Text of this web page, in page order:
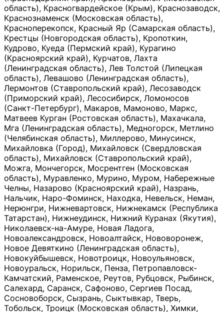
область), Красногвардейское (Крым), Краснозаводск,
Краснознаменск (Московская область),
Красноперекопск, Красный Яр (Самарская область),
Крестцы (Новгородская область), Кропоткин,
Кудрово, Куеда (Пермский край), Курагино
(Красноярский край), Курчатов, Лахта
(Ленинградская область), Лев Толстой (Липецкая
область), Левашово (Ленинградская область),
Лермонтов (Ставропольский край), Лесозаводск
(Приморский край), Лесосибирск, Ломоносов
(Санкт-Петербург), Макаров, Мамоново, Маркс,
Матвеев Курган (Ростовская область), Махачкала,
Мга (Ленинградская область), Медногорск, Метлино
(Челябинская область), Миллерово, Минусинск,
Михайловка (Город), Михайловск (Свердловская
область), Михайловск (Ставропольский край),
Можга, Мончегорск, Мосрентген (Московская
область), Муравленко, Мурино, Муром, Набережные
Челны, Назарово (Красноярский край), Назрань,
Нальчик, Наро-Фоминск, Находка, Невельск, Неман,
Нерюнгри, Нижневартовск, Нижнекамск (Республика
Татарстан), Нижнеудинск, Нижний Куранах (Якутия),
Николаевск-на-Амуре, Новая Ладога,
Новоалександровск, Новоалтайск, Нововоронеж,
Новое Девяткино (Ленинградская область),
Новокуйбышевск, Новотроицк, Новоульяновск,
Новоуральск, Норильск, Пенза, Петропавловск-
Камчатский, Раменское, Реутов, Рубцовск, Рыбинск,
Салехард, Саранск, Сафоново, Сергиев Посад,
Сосновоборск, Сызрань, Сыктывкар, Тверь,
Тобольск, Троицк (Московская область), Химки,